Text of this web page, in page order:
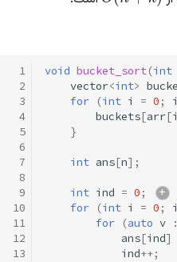
1
2
3
4
5
6
7
8
9
10
11
12
13
void bucket_sort(int
vector<int>
for
(int i = 0 ; i
buckets [arr [i
}
int ans [n];
int ind = 0 ;
for
(int i = 0 ; i
for
(auto v :
ans [ind]
ind++;